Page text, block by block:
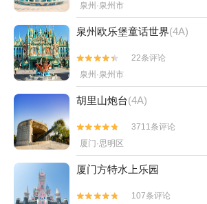
泉州·泉州市
泉州欧乐堡童话世界(4A)


22条评论
泉州·泉州市
胡里山炮台(4A)


3711条评论
厦门·思明区
厦门方特水上乐园

 107条评论